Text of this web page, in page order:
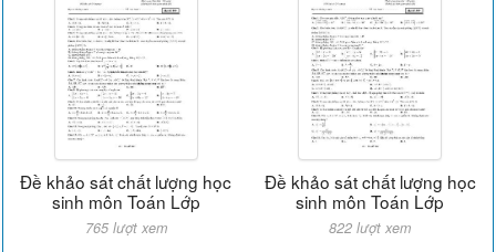
Đề khảo sát chất lượng học
sinh môn Toán Lớp
765 lượt xem
Đề khảo sát chất lượng học
sinh môn Toán Lớp
822 lượt xem